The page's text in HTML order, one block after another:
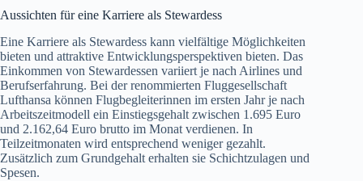
Aussichten für eine Karriere als Stewardess
Eine Karriere als Stewardess kann vielfältige Möglichkeiten
bieten und attraktive Entwicklungsperspektiven bieten. Das
Einkommen von Stewardessen variiert je nach Airlines und
Berufserfahrung. Bei der renommierten Fluggesellschaft
Lufthansa können Flugbegleiterinnen im ersten Jahr je nach
Arbeitszeitmodell ein Einstiegsgehalt zwischen 1.695 Euro
und 2.162,64 Euro brutto im Monat verdienen. In
Teilzeitmonaten wird entsprechend weniger gezahlt.
Zusätzlich zum Grundgehalt erhalten sie Schichtzulagen und
Spesen.